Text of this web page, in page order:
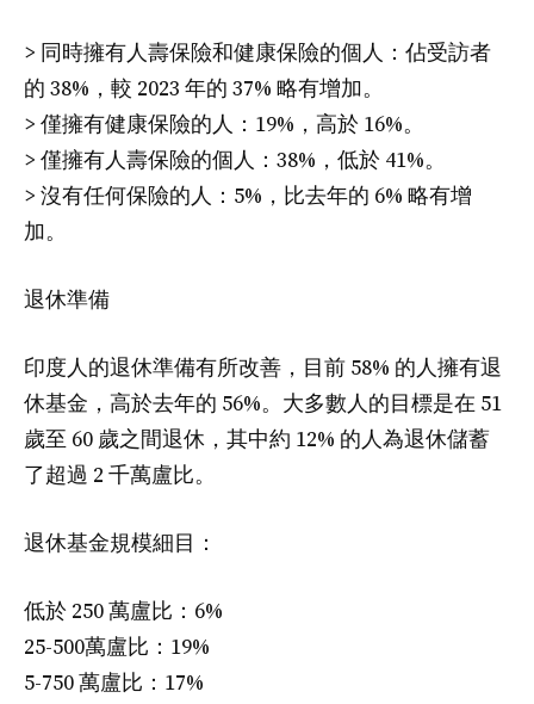
> 同時擁有人壽保險和健康保險的個人：佔受訪者
的 38%，較 2023 年的 37% 略有增加。
> 僅擁有健康保險的人：19%，高於 16%。
> 僅擁有人壽保險的個人：38%，低於 41%。
> 沒有任何保險的人：5%，比去年的 6% 略有增
加。
退休準備
印度人的退休準備有所改善，目前 58% 的人擁有退
休基金，高於去年的 56%。大多數人的目標是在 51
歲至 60 歲之間退休，其中約 12% 的人為退休儲蓄
了超過 2 千萬盧比。
退休基金規模細目：
低於 250 萬盧比：6%
25-500萬盧比：19%
5-750 萬盧比：17%